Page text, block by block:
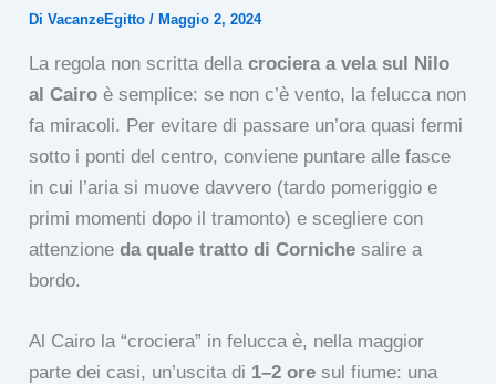
DiVacanzeEgitto/Maggio 2, 2024
La regola non scritta dellacrociera a vela sul Nilo
al Cairo è semplice: se non c’è vento, la felucca non
fa miracoli. Per evitare di passare un’ora quasi fermi
sotto i ponti del centro, conviene puntare alle fasce
in cui l’aria si muove davvero (tardo pomeriggio e
primi momenti dopo il tramonto) e scegliere con
attenzioneda quale tratto di Corniche salire a
bordo.
Al Cairo la “crociera” in felucca è, nella maggior
parte dei casi, un’uscita di 1–2 ore sul fiume: una